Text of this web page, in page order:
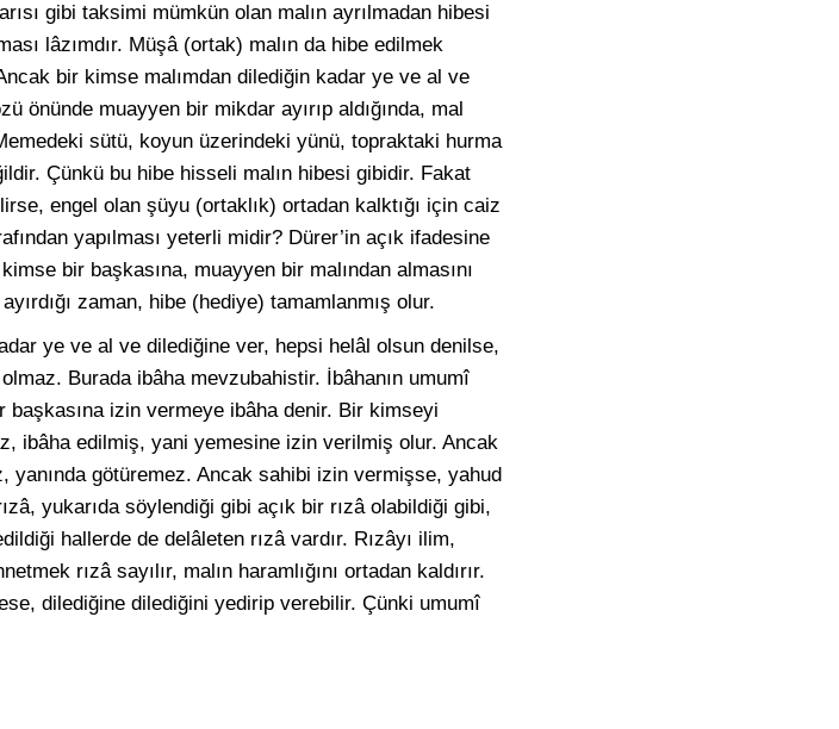
gibi taksimi mümkün olan malın ayrılmadan hibesi
lâzımdır. Müşâ (ortak) malın da hibe edilmek
bir kimse malımdan dilediğin kadar ye ve al ve
önünde muayyen bir mikdar ayırıp aldığında, mal
sütü, koyun üzerindeki yünü, topraktaki hurma
Çünkü bu hibe hisseli malın hibesi gibidir. Fakat
engel olan şüyu (ortaklık) ortadan kalktığı için caiz
yapılması yeterli midir? Dürer’in açık ifadesine
bir başkasına, muayyen bir malından almasını
zaman, hibe (hediye) tamamlanmış olur.
ye ve al ve dilediğine ver, hepsi helâl olsun denilse,
Burada ibâha mevzubahistir. İbâhanın umumî
izin vermeye ibâha denir. Bir kimseyi
ibâha edilmiş, yani yemesine izin verilmiş olur. Ancak
götüremez. Ancak sahibi izin vermişse, yahud
yukarıda söylendiği gibi açık bir rızâ olabildiği gibi,
hallerde de delâleten rızâ vardır. Rızâyı ilim,
rızâ sayılır, malın haramlığını ortadan kaldırır.
dilediğine dilediğini yedirip verebilir. Çünki umumî